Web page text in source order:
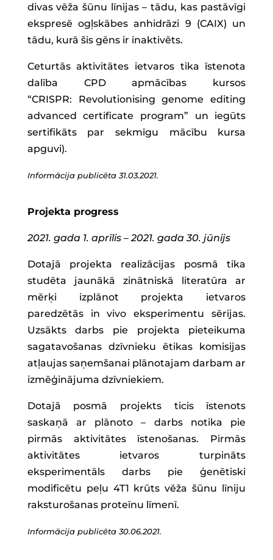
divas vēža šūnu līnijas – tādu, kas pastāvīgi
ekspresē ogļskābes anhidrāzi 9 (CAIX) un
tādu, kurā šis gēns ir inaktivēts.
Ceturtās aktivitātes ietvaros tika īstenota
dalība CPD apmācības kursos
“CRISPR: Revolutionising genome editing
advanced certificate program” un iegūts
sertifikāts par sekmīgu mācību kursa
apguvi).
Informācija publicēta 31.03.2021.
Projekta progress
2021. gada 1. aprīlis – 2021. gada 30. jūnijs
Dotajā projekta realizācijas posmā tika
studēta jaunākā zinātniskā literatūra ar
mērķi izplānot projekta ietvaros
paredzētās in vivo eksperimentu sērijas.
Uzsākts darbs pie projekta pieteikuma
sagatavošanas dzīvnieku ētikas komisijas
atļaujas saņemšanai plānotajam darbam ar
izmēģinājuma dzīvniekiem.
Dotajā posmā projekts ticis īstenots
saskaņā ar plānoto – darbs notika pie
pirmās aktivitātes īstenošanas. Pirmās
aktivitātes ietvaros turpināts
eksperimentāls darbs pie ģenētiski
modificētu peļu 4T1 krūts vēža šūnu līniju
raksturošanas proteīnu līmenī.
Informācija publicēta 30.06.2021.